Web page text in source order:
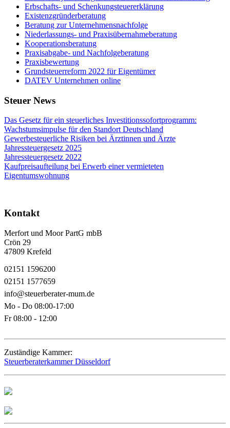
Erbschafts- und Schenkungsteuererklärung
Existenzgründerberatung
Beratung zur Unternehmensnachfolge
Niederlassungs- und Praxisübernahmeberatung
Kooperationsberatung
Praxisabgabe- und Nachfolgeberatung
Praxisbewertung
Grundsteuerreform 2022 für Eigentümer
DATEV Unternehmen online
Steuer News
Das Gesetz für ein steuerliches Investitionssofortprogramm:
Wachstumsimpulse für den Standort Deutschland
Gewerbesteuerliche Risiken bei Ärztinnen und Ärzte
Jahressteuergesetz 2025
Jahressteuergesetz 2022
Kaufpreisaufteilung bei Erwerb einer vermieteten
Eigentumswohnung
Kontakt
Merfort und Moor PartG mbB
Crön 29
47809 Krefeld
02151 1596200
02151 1577659
info@steuerberater-mum.de
Mo - Do 08:00-17:00
Fr 08:00 - 12:00
Zuständige Kammer:
Steuerberaterkammer Düsseldorf